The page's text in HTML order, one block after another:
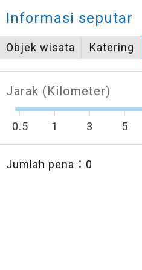
圖例說明
景點
飲水
餐飲
無障礙廁所
急救箱
Informasi seputar
Objek wisata Katering
Jarak (Kilometer)
0.5 1 3 5
Jumlah pena： 0